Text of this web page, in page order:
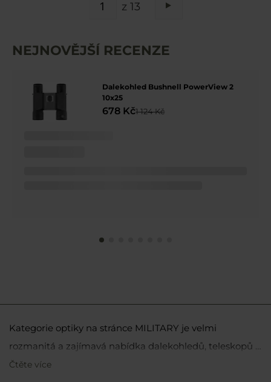
z 13
NEJNOVĚJŠÍ RECENZE
Dalekohled Bushnell PowerView 2
10x25
678 Kč1 124 Kč
Čtěte více
Kategorie optiky na stránce MILITARY je velmi
rozmanitá a zajímavá nabídka dalekohledů, teleskopů a
dálkoměrů určená pro fanoušky vojenské techniky,
První kategorií, na kterou stojí za to se zaměřit, jsou